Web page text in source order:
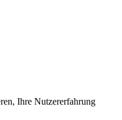
Ihre Nutzererfahrung